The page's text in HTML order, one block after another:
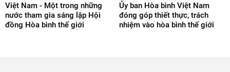
Việt Nam - Một trong những
nước tham gia sáng lập Hội
đồng Hòa bình thế giới
Ủy ban Hòa bình Việt Nam
đóng góp thiết thực, trách
nhiệm vào hòa bình thế giới